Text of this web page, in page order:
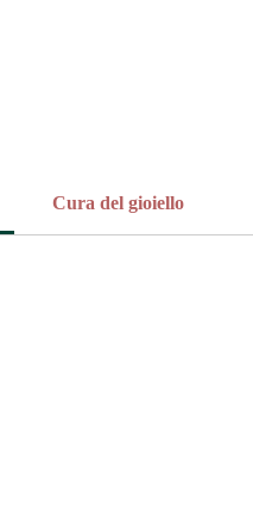
Cura del gioiello